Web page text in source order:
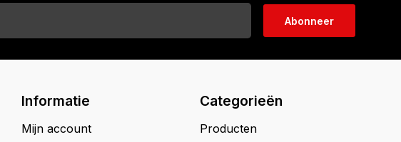
Abonneer
Informatie
Mijn account
Categorieën
Producten